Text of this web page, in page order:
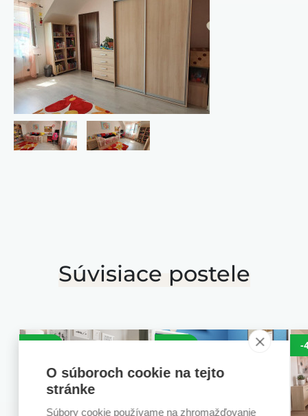
Súvisiace postele
-25% -25% -
O súboroch cookie na tejto
stránke
Súbory cookie používame na zhromažďovanie